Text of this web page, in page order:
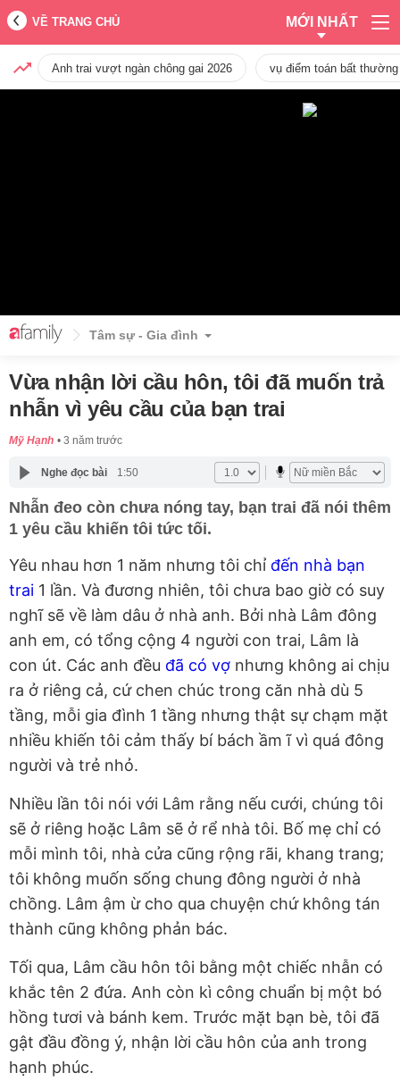
VỀ TRANG CHỦ MỚI NHẤT
Anh trai vượt ngàn chông gai 2026 vụ điểm toán bất
Tâm sự - Gia đình
Vừa nhận lời cầu hôn, tôi đã muốn trả
nhẫn vì yêu cầu của bạn trai
Mỹ Hạnh 3 năm trước
Nghe đọc bài 1:50
Nhẫn đeo còn chưa nóng tay, bạn trai đã nói thêm
1 yêu cầu khiến tôi tức tối.
Yêu nhau hơn 1 năm nhưng tôi chỉ đến nhà bạn
trai 1 lần. Và đương nhiên, tôi chưa bao giờ có suy
nghĩ sẽ về làm dâu ở nhà anh. Bởi nhà Lâm đông
anh em, có tổng cộng 4 người con trai, Lâm là
con út. Các anh đều đã có vợ nhưng không ai chịu
ra ở riêng cả, cứ chen chúc trong căn nhà dù 5
tầng, mỗi gia đình 1 tầng nhưng thật sự chạm mặt
nhiều khiến tôi cảm thấy bí bách ầm ĩ vì quá đông
người và trẻ nhỏ.
Nhiều lần tôi nói với Lâm rằng nếu cưới, chúng tôi
sẽ ở riêng hoặc Lâm sẽ ở rể nhà tôi. Bố mẹ chỉ có
mỗi mình tôi, nhà cửa cũng rộng rãi, khang trang;
tôi không muốn sống chung đông người ở nhà
chồng. Lâm ậm ừ cho qua chuyện chứ không tán
thành cũng không phản bác.
Tối qua, Lâm cầu hôn tôi bằng một chiếc nhẫn có
khắc tên 2 đứa. Anh còn kì công chuẩn bị một bó
hồng tươi và bánh kem. Trước mặt bạn bè, tôi đã
gật đầu đồng ý, nhận lời cầu hôn của anh trong
hạnh phúc.